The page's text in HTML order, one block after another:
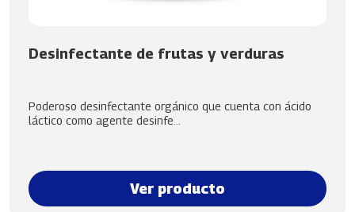
Desinfectante de frutas y verduras
Poderoso desinfectante orgánico que cuenta con ácido
láctico como agente desinfe...
Ver producto